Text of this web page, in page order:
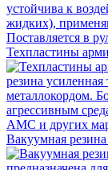
устойчива к
жидких),
Поставляется в
Техпластины
резина
металлокордом.
агрессивным
АМС и других
Вакуумная резина